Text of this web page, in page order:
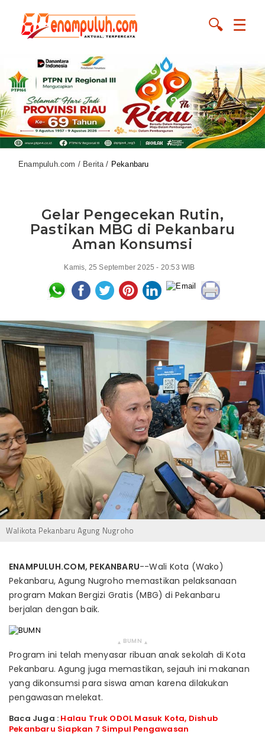
☰
🔍
Enampuluh.com / Berita / Pekanbaru
Gelar Pengecekan Rutin,
Pastikan MBG di Pekanbaru
Aman Konsumsi
Kamis, 25 September 2025 - 20:53 WIB
Walikota Pekanbaru Agung Nugroho
ENAMPULUH.COM, PEKANBARU--Wali Kota (Wako)
Pekanbaru, Agung Nugroho memastikan pelaksanaan
program Makan Bergizi Gratis (MBG) di Pekanbaru
berjalan dengan baik.
▴ BUMN ▴
Program ini telah menyasar ribuan anak sekolah di Kota
Pekanbaru. Agung juga memastikan, sejauh ini makanan
yang dikonsumsi para siswa aman karena dilakukan
pengawasan melekat.
Baca Juga : Halau Truk ODOL Masuk Kota, Dishub
Pekanbaru Siapkan 7 Simpul Pengawasan